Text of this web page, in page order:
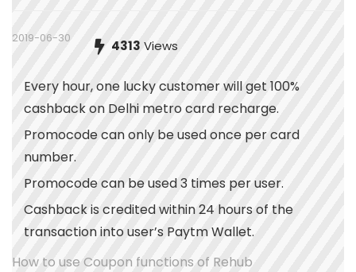
2019-06-30 4313 Views
Every hour, one lucky customer will get 100%
cashback on Delhi metro card recharge.
Promocode can only be used once per card
number.
Promocode can be used 3 times per user.
Cashback is credited within 24 hours of the
transaction into user’s Paytm Wallet.
How to use Coupon functions of Rehub